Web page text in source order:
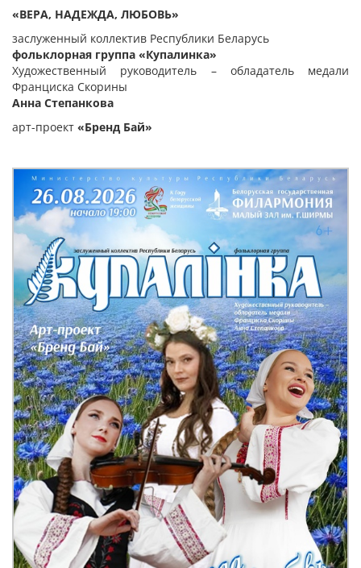
«ВЕРА, НАДЕЖДА, ЛЮБОВЬ»
заслуженный коллектив Республики Беларусь
фольклорная группа «Купалинка»
Художественный руководитель – обладатель медали
Франциска Скорины
Анна Степанкова
арт-проект «Бренд Бай»